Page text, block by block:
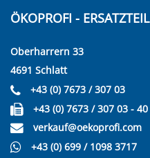
ÖKOPROFI -
Oberharrern 33
4691 Schlatt
+43 (0) 7673 / 307 03
+43 (0) 7673 / 307 03 - 40
verkauf@oekoprofi.com
+43 (0) 699 / 1098 3717